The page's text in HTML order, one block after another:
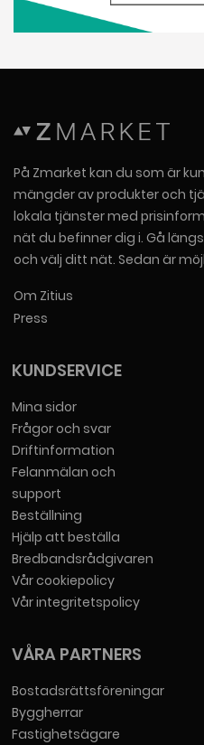
På Zmarket kan du som är
mängder av produkter och
lokala tjänster med
nät du befinner dig i. Gå
och välj ditt nät. Sedan är
Om Zitius
Press
KUNDSERVICE
Mina sidor
Frågor och svar
Driftinformation
Felanmälan och
support
Beställning
Hjälp att beställa
Bredbandsrådgivaren
Vår cookiepolicy
Vår integritetspolicy
VÅRA PARTNERS
Bostadsrättsföreningar
Byggherrar
Fastighetsägare